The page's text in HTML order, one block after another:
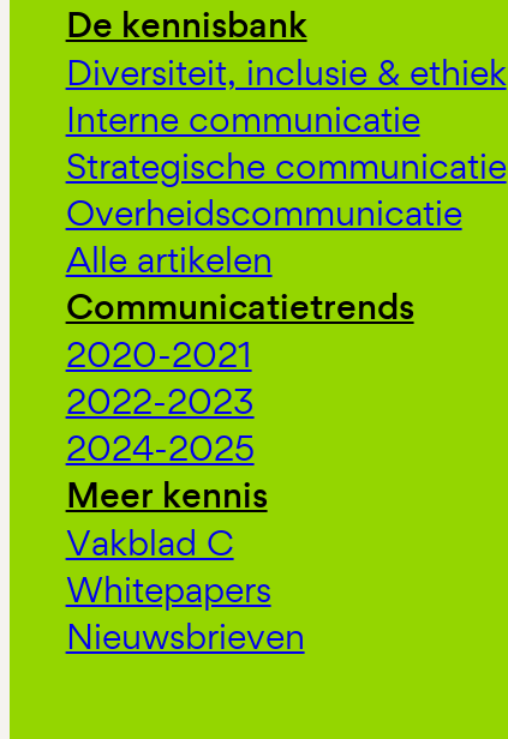
De kennisbank
Diversiteit, inclusie & ethiek
Interne communicatie
Strategische communicatie
Overheidscommunicatie
Alle artikelen
Communicatietrends
2020-2021
2022-2023
2024-2025
Meer kennis
Vakblad C
Whitepapers
Nieuwsbrieven